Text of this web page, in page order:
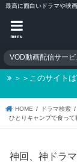
最高に面白いドラマや映
menu
VOD動画配信サービ
＞＞このサイト
HOME ドラマ検索
ひとりキャンプで食っ
神回、神ドラ